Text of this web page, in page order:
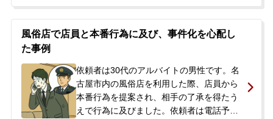
いなかったため、後から追加で金銭を要望
されたり、警察に被害届を出されたりする
確実に解決するため、当事務所に相談に来
られました。
風俗店で店員と本番行為に及び、事件化を心配し
た事例
依頼者は30代のアルバイトの男性です。名
古屋市内の風俗店を利用した際、店員から
本番行為を提案され、相手の了承を得たう
えで行為に及びました。依頼者は電話予約